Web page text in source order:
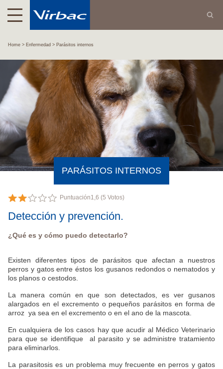
Home Enfermedad Parásitos internos
PARÁSITOS INTERNOS
Puntuación1,6 (5 Votos)
Detección y prevención.
¿Qué es y cómo puedo detectarlo?
Existen diferentes tipos de parásitos que afectan a nuestros
perros y gatos entre éstos los gusanos redondos o nematodos y
los planos o cestodos.
La manera común en que son detectados, es ver gusanos
alargados en el excremento o pequeños parásitos en forma de
arroz ya sea en el excremento o en el ano de la mascota.
En cualquiera de los casos hay que acudir al Médico Veterinario
para que se identifique al parasito y se administre tratamiento
para eliminarlos.
La parasitosis es un problema muy frecuente en perros y gatos